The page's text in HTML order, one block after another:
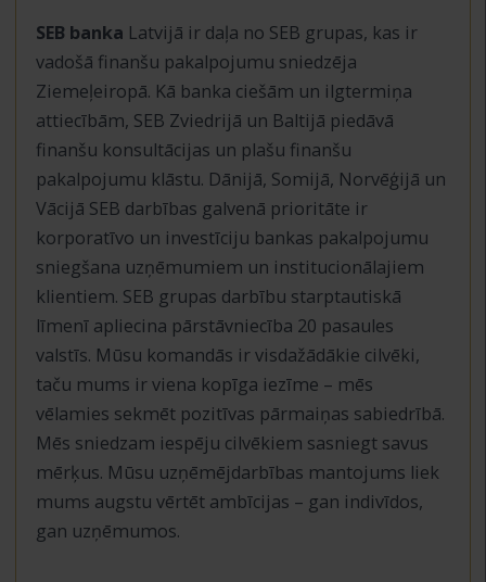
SEB banka Latvijā ir daļa no SEB grupas, kas ir
vadošā finanšu pakalpojumu sniedzēja
Ziemeļeiropā. Kā banka ciešām un ilgtermiņa
attiecībām, SEB Zviedrijā un Baltijā piedāvā
finanšu konsultācijas un plašu finanšu
pakalpojumu klāstu. Dānijā, Somijā, Norvēģijā un
Vācijā SEB darbības galvenā prioritāte ir
korporatīvo un investīciju bankas pakalpojumu
sniegšana uzņēmumiem un institucionālajiem
klientiem. SEB grupas darbību starptautiskā
līmenī apliecina pārstāvniecība 20 pasaules
valstīs. Mūsu komandās ir visdažādākie cilvēki,
taču mums ir viena kopīga iezīme – mēs
vēlamies sekmēt pozitīvas pārmaiņas sabiedrībā.
Mēs sniedzam iespēju cilvēkiem sasniegt savus
mērķus. Mūsu uzņēmējdarbības mantojums liek
mums augstu vērtēt ambīcijas – gan indivīdos,
gan uzņēmumos.